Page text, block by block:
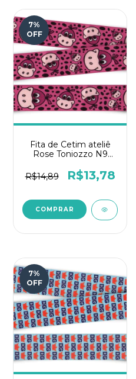
7%
OFF
Fita de Cetim ateliê
Rose Toniozzo N9
R$14,89
R$13,78
7%
OFF